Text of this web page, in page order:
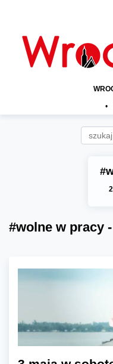
•
#wolne w pracy